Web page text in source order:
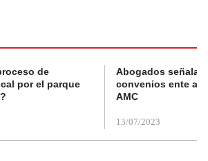
de
por el parque
Abogados
convenios ente
AMC
13/07/2023